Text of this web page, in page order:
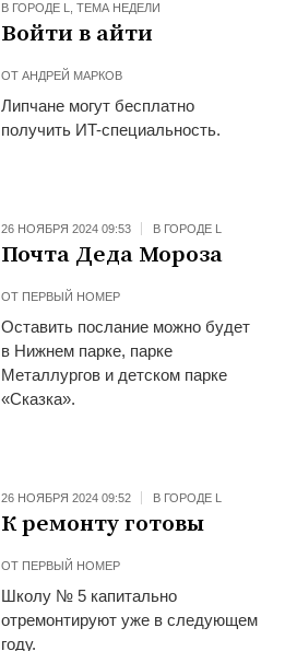
В ГОРОДЕ L,ТЕМА НЕДЕЛИ
Войти в айти
ОТАНДРЕЙ МАРКОВ
Липчане могут бесплатно
получить ИT-специальность.
26 НОЯБРЯ 2024 09:53 В ГОРОДЕ L
Почта Деда Мороза
ОТ ПЕРВЫЙ НОМЕР
Оставить послание можно будет
в Нижнем парке, парке
Металлургов и детском парке
«Сказка».
26 НОЯБРЯ 2024 09:52 В ГОРОДЕ L
К ремонту готовы
ОТ ПЕРВЫЙ НОМЕР
Школу № 5 капитально
отремонтируют уже в следующем
году.